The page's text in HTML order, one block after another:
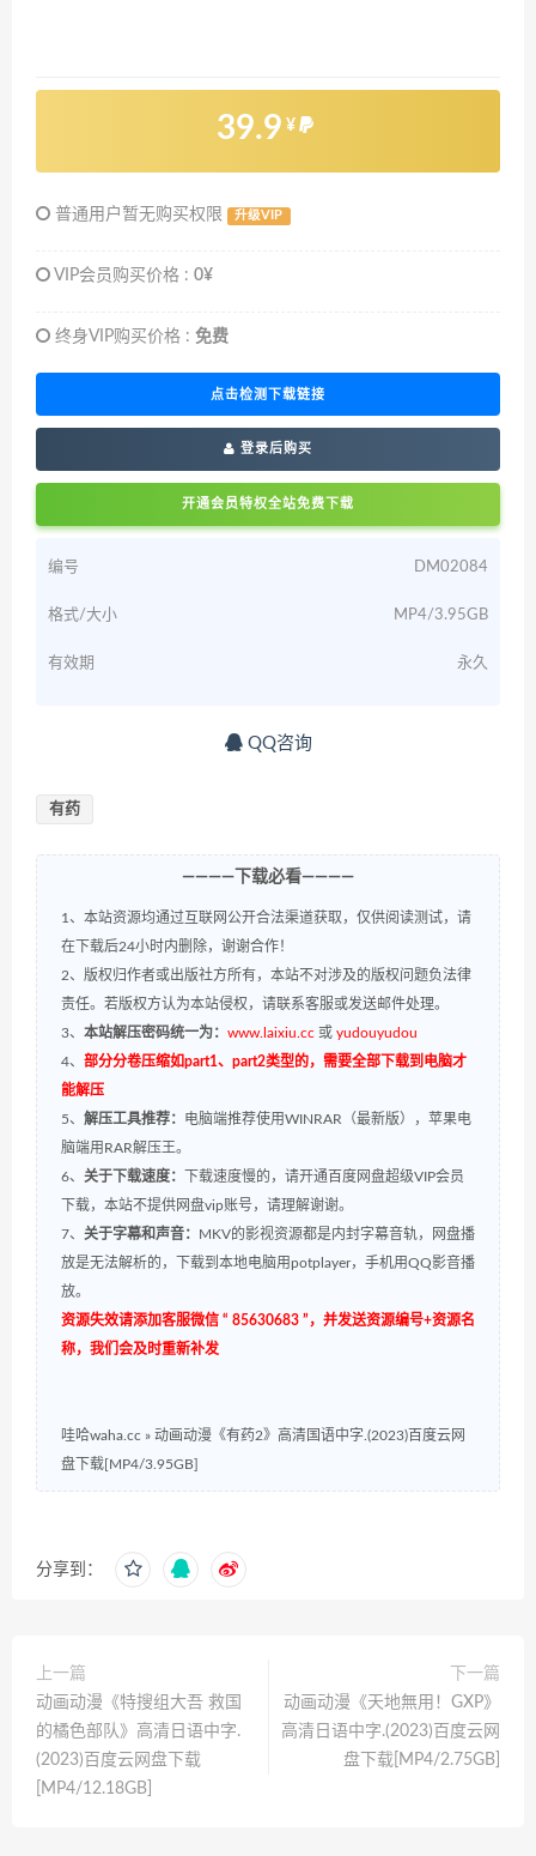
39.9 ¥
普通用户暂无购买权限 升级VIP
VIP会员购买价格 : 0¥
终身VIP购买价格 : 免费
点击检测下载链接
登录后购买
开通会员特权全站免费下载
编号 DM02084
格式/大小 MP4/3.95GB
有效期 永久
QQ咨询
有药
————下载必看————
1、本站资源均通过互联网公开合法渠道获取，仅供阅读测试，请
在下载后24小时内删除，谢谢合作！
2、版权归作者或出版社方所有，本站不对涉及的版权问题负法律
责任。若版权方认为本站侵权，请联系客服或发送邮件处理。
3、 本站解压密码统一为： www.laixiu.cc 或 yudouyudou
4、 部分分卷压缩如part1、part2类型的，需要全部下载到电脑才
能解压
5、 解压工具推荐： 电脑端推荐使用WINRAR（最新版），苹果电
脑端用RAR解压王。
6、 关于下载速度：
下载速度慢的，请开通百度网盘超级VIP会员
下载，本站不提供网盘vip账号，请理解谢谢。
7、 关于字幕和声音： MKV的影视资源都是内封字幕音轨，网盘播
放是无法解析的，下载到本地电脑用potplayer，手机用QQ影音播
放。
资源失效请添加客服微信 “ 85630683 ”，并发送资源编号+资源名
称，我们会及时重新补发
哇哈waha.cc » 动画动漫《有药2》高清国语中字.(2023)百度云网
盘下载[MP4/3.95GB]
分享到：
上一篇
动画动漫《特搜组大吾 救国
的橘色部队》高清日语中字.
(2023)百度云网盘下载
[MP4/12.18GB]
下一篇
动画动漫《天地無用！GXP》
高清日语中字.(2023)百度云网
盘下载[MP4/2.75GB]